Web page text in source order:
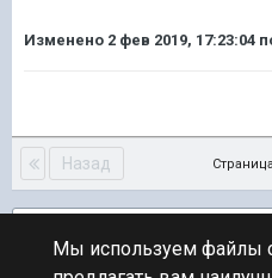
Изменено 2 фев 2019, 17:23:04
Назад
Мы используем файлы